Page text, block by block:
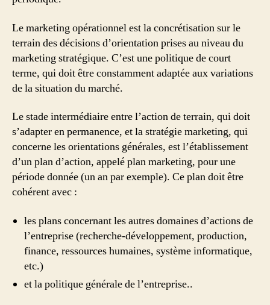
Le marketing opérationnel est la concrétisation sur le
terrain des décisions d’orientation prises au niveau du
marketing stratégique. C’est une politique de court
terme, qui doit être constamment adaptée aux variations
de la situation du marché.
Le stade intermédiaire entre l’action de terrain, qui doit
s’adapter en permanence, et la stratégie marketing, qui
concerne les orientations générales, est l’établissement
d’un plan d’action, appelé plan marketing, pour une
période donnée (un an par exemple). Ce plan doit être
cohérent avec :
les plans concernant les autres domaines d’actions de
l’entreprise (recherche-développement, production,
finance, ressources humaines, système informatique,
etc.)
et la politique générale de l’entreprise..